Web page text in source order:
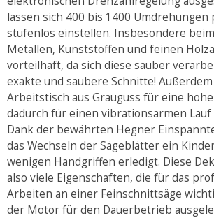
lassen sich 400 bis 1400
stufenlos einstellen. Insbesondere
Metallen, Kunststoffen und feinen
vorteilhaft, da sich diese sauber
exakte und saubere Schnitte!
Arbeitstisch aus Grauguss für eine
dadurch für einen vibrationsarmen Lauf
Dank der bewährten Hegner
das Wechseln der Sägeblätter ein
wenigen Handgriffen erledigt. Diese
also viele Eigenschaften, die für das
Arbeiten an einer Feinschnittsäge
der Motor für den Dauerbetrieb